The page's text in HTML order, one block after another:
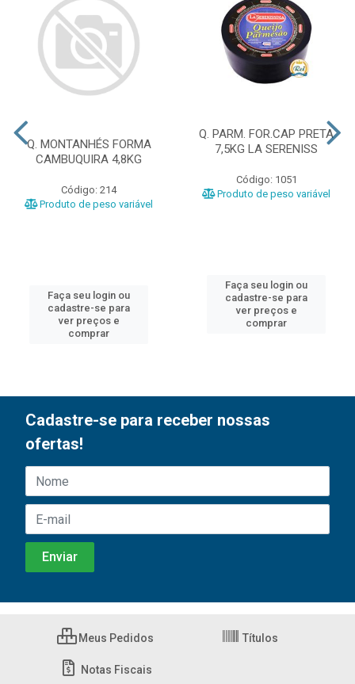
Q. MONTANHÉS FORMA
CAMBUQUIRA 4,8KG
Código: 214
Produto de peso variável
Faça seu login ou
cadastre-se para
ver preços e
comprar
Q. PARM. FOR.CAP PRETA
7,5KG LA SERENISS
Código: 1051
Produto de peso variável
Faça seu login ou
cadastre-se para
ver preços e
comprar
Cadastre-se para receber nossas
ofertas!
Meus Pedidos Títulos
Notas Fiscais